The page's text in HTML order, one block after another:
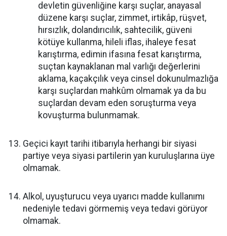
devletin güvenliğine karşı suçlar, anayasal
düzene karşı suçlar, zimmet, irtikâp, rüşvet,
hırsızlık, dolandırıcılık, sahtecilik, güveni
kötüye kullanma, hileli iflas, ihaleye fesat
karıştırma, edimin ifasına fesat karıştırma,
suçtan kaynaklanan mal varlığı değerlerini
aklama, kaçakçılık veya cinsel dokunulmazlığa
karşı suçlardan mahkûm olmamak ya da bu
suçlardan devam eden soruşturma veya
kovuşturma bulunmamak.
Geçici kayıt tarihi itibarıyla herhangi bir siyasi
partiye veya siyasi partilerin yan kuruluşlarına üye
olmamak.
Alkol, uyuşturucu veya uyarıcı madde kullanımı
nedeniyle tedavi görmemiş veya tedavi görüyor
olmamak.